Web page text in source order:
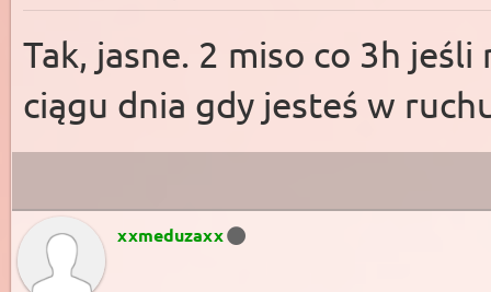
Tak, jasne. 2 miso co 3h
ciągu dnia gdy jesteś w
xxmeduzaxx